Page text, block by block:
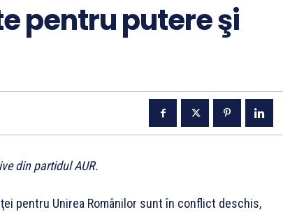
pentru putere şi
din partidul AUR.
pentru Unirea Românilor sunt în conflict deschis,